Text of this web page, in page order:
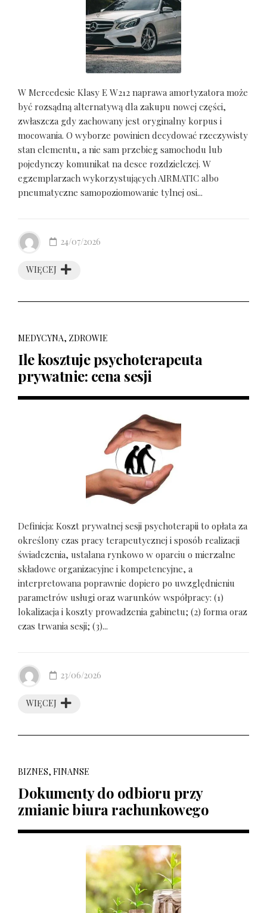
W Mercedesie Klasy E W212 naprawa amortyzatora może
być rozsądną alternatywą dla zakupu nowej części,
zwłaszcza gdy zachowany jest oryginalny korpus i
mocowania. O wyborze powinien decydować rzeczywisty
stan elementu, a nie sam przebieg samochodu lub
pojedynczy komunikat na desce rozdzielczej. W
egzemplarzach wykorzystujących AIRMATIC albo
pneumatyczne samopoziomowanie tylnej osi...
WIĘCEJ
24/07/2026
MEDYCYNA, ZDROWIE
Ile kosztuje psychoterapeuta
prywatnie: cena sesji
Definicja: Koszt prywatnej sesji psychoterapii to opłata za
określony czas pracy terapeutycznej i sposób realizacji
świadczenia, ustalana rynkowo w oparciu o mierzalne
składowe organizacyjne i kompetencyjne, a
interpretowana poprawnie dopiero po uwzględnieniu
parametrów usługi oraz warunków współpracy: (1)
lokalizacja i koszty prowadzenia gabinetu; (2) forma oraz
czas trwania sesji; (3)...
WIĘCEJ
23/06/2026
BIZNES, FINANSE
Dokumenty do odbioru przy
zmianie biura rachunkowego